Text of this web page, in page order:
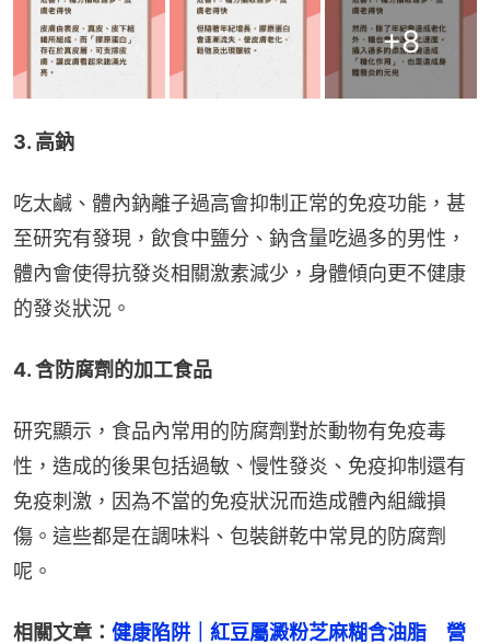
+8
3. 高鈉
吃太鹹、體內鈉離子過高會抑制正常的免疫功能，甚
至研究有發現，飲食中鹽分、鈉含量吃過多的男性，
體內會使得抗發炎相關激素減少，身體傾向更不健康
的發炎狀況。
4. 含防腐劑的加工食品
研究顯示，食品內常用的防腐劑對於動物有免疫毒
性，造成的後果包括過敏、慢性發炎、免疫抑制還有
免疫刺激，因為不當的免疫狀況而造成體內組織損
傷。這些都是在調味料、包裝餅乾中常見的防腐劑
呢。
相關文章： 健康陷阱｜紅豆屬澱粉芝麻糊含油脂　營